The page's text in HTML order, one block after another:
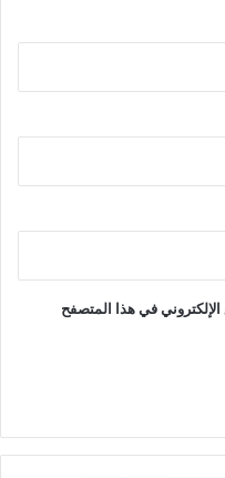
في هذا المتصفح